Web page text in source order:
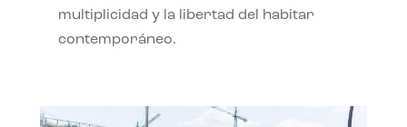
multiplicidad y la libertad del habitar
contemporáneo.